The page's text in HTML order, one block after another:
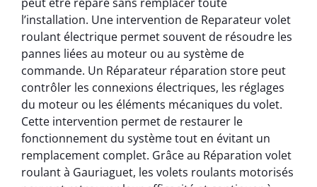
l’installation. Une intervention de Reparateur volet
roulant électrique permet souvent de résoudre les
pannes liées au moteur ou au système de
commande. Un Réparateur réparation store peut
contrôler les connexions électriques, les réglages
du moteur ou les éléments mécaniques du volet.
Cette intervention permet de restaurer le
fonctionnement du système tout en évitant un
remplacement complet. Grâce au Réparation volet
roulant à Gauriaguet, les volets roulants motorisés